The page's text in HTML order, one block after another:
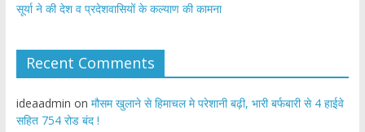
सूर्या ने की देश व प्रदेशवासियों के कल्याण की कामना
Recent Comments
ideaadmin on मौसम खुलाने से हिमाचल मे परेशानी बढ़ी, भारी बर्फबारी से 4 हाईवे
सहित 754 रोड बंद !